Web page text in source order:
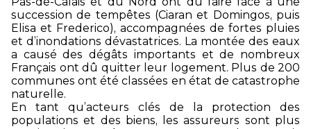
succession de tempêtes (Ciaran et Domingos, puis
Elisa et Frederico), accompagnées de fortes pluies
et d’inondations dévastatrices. La montée des eaux
a causé des dégâts importants et de nombreux
Français ont dû quitter leur logement. Plus de 200
communes ont été classées en état de catastrophe
naturelle.
En tant qu’acteurs clés de la protection des
populations et des biens, les assureurs sont plus